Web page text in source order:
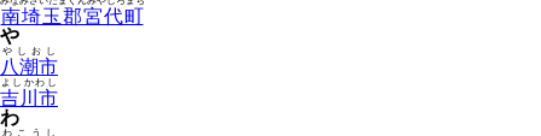
南埼玉郡宮代町
や
八潮市
やしおし
吉川市
よしかわし
わ
わこうし